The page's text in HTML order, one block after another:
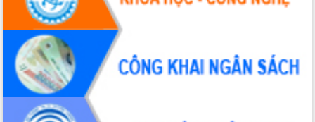
Ngành cá ngừ Đắk Lắk chủ động thích
ứng để giữ vững thị trường xuất khẩu
Diễn đàn Kinh tế tư nhân Việt Nam đột
phá cơ chế - Hợp tác công tư
Đề án 06 tạo bước ngoặt đột phá trong
cải cách hành chính tỉnh Đắk Lắk
Kết nối tour, đẩy mạnh chuyển đổi số